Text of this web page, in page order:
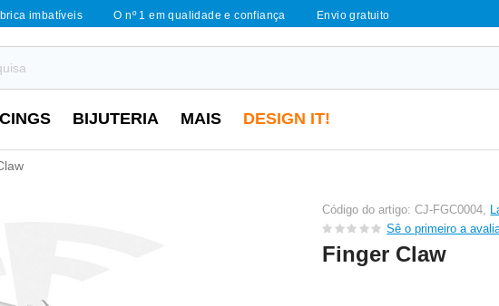
imbatíveis O nº 1 em qualidade e confiança Envio gratuito
BIJUTERIA MAIS DESIGN IT!
Código do artigo: CJ-FGC0004,
Sê o primeiro a
Finger Claw